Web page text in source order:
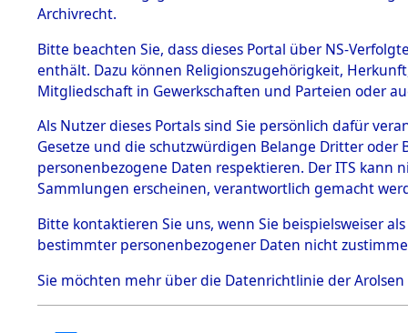
BESTÄNDE
1.
mente
5. Verschiedenes
5.3
Todesmärsche
5.3.1 Alliierte
Erhebungen
zu
Todesmärsch
en
5.3.2
0003
Archivrecht.
Bitte beachten Sie, dass dieses Portal über NS-
enthält. Dazu können Religionszugehörigkeit,
Mitgliedschaft in Gewerkschaften und Parteien oder
Als Nutzer dieses Portals sind Sie persönlich dafür
Gesetze und die schutzwürdigen Belange Dritter
personenbezogene Daten respektieren. Der ITS
Sammlungen erscheinen, verantwortlich gemacht
Bitte kontaktieren Sie uns, wenn Sie beispielsweiser
bestimmter personenbezogener Daten nicht
Sie möchten mehr über die Datenrichtlinie der Arolsen